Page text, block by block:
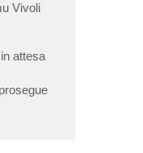
Vivoli
attesa